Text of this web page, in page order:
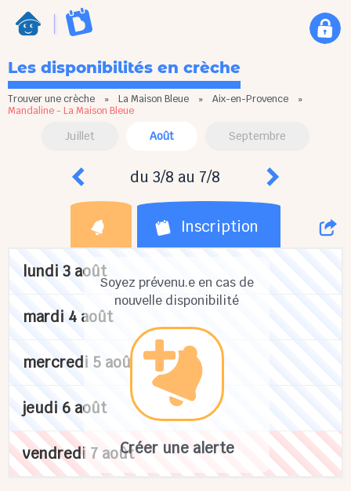
Les disponibilités en crèche
Trouver une crèche » La Maison Bleue » Aix-en-Provence »
Mandaline - La Maison Bleue
Juillet Août Septembre
du 3/8 au 7/8
Inscription
Soyez prévenu.e en cas de
nouvelle disponibilité
Créer une alerte
lundi 3 août
mardi 4 août
mercredi 5 août
jeudi 6 août
vendredi 7 août